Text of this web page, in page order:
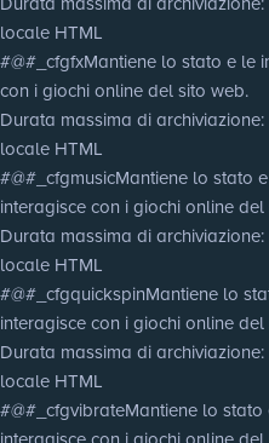
locale HTML
#@#_cfgfxMantiene lo stato e le
con i giochi online del sito web.
Durata massima di archiviazione
locale HTML
#@#_cfgmusicMantiene lo stato
interagisce con i giochi online
Durata massima di archiviazione
locale HTML
#@#_cfgquickspinMantiene lo
interagisce con i giochi online
Durata massima di archiviazione
locale HTML
#@#_cfgvibrateMantiene lo